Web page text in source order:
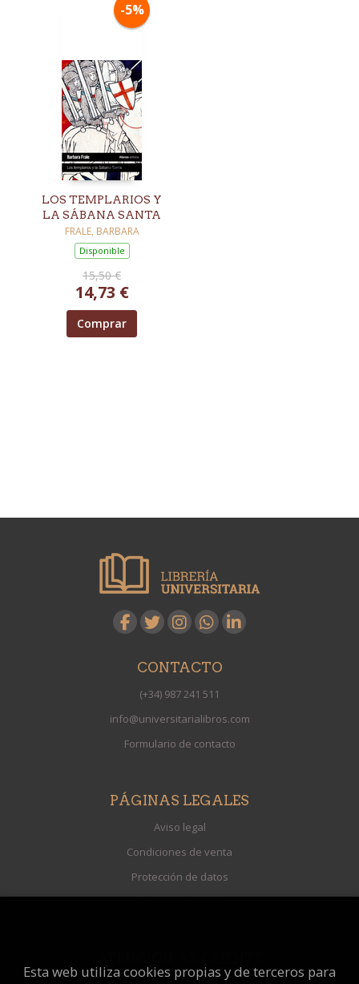
-5%
LOS TEMPLARIOS Y
LA SÁBANA SANTA
FRALE, BARBARA
Disponible
15,50 €
14,73 €
Comprar
CONTACTO
(+34) 987 241 511
info@universitarialibros.com
Formulario de contacto
PÁGINAS LEGALES
Aviso legal
Condiciones de venta
Protección de datos
Política de Cookies
Esta web utiliza cookies propias y de terceros para